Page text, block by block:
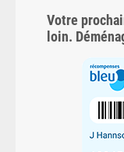
Votre
loin.